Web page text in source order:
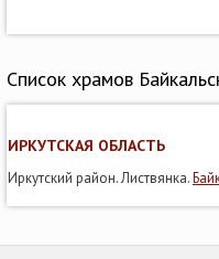
Список храмов
ИРКУТСКАЯ ОБЛАСТЬ
Иркутский район. Листвянка.